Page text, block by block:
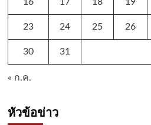
23 24 25 26
30 31
« ก.ค.
หัวข้อข่าว